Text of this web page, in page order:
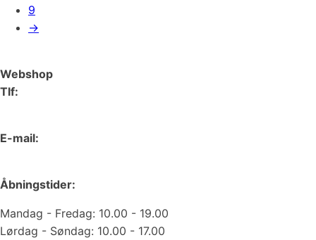
9
→
Webshop
Tlf:
E-mail:
Åbningstider:
Mandag - Fredag: 10.00 - 19.00
Lørdag - Søndag: 10.00 - 17.00